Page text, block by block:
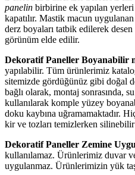
panelin birbirine ek yapılan
kapatılır. Mastik macun
derz boyaları tatbik edilerek desen
görünüm elde edilir.
Dekoratif Paneller Boyanabilir
yapılabilir. Tüm ürünlerimiz
sitemizde gördüğünüz gibi doğal
bağlı olarak, montaj sonrasında,
kullanılarak komple yüzey
doku kaybına uğramamaktadır.
kir ve tozları temizlerken
Dekoratif Paneller Zemine
kullanılamaz. Ürünlerimiz duvar
uygulanmaz. Ürünlerimizin yük